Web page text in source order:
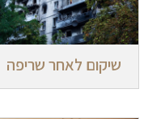
שיקום לאחר שריפה